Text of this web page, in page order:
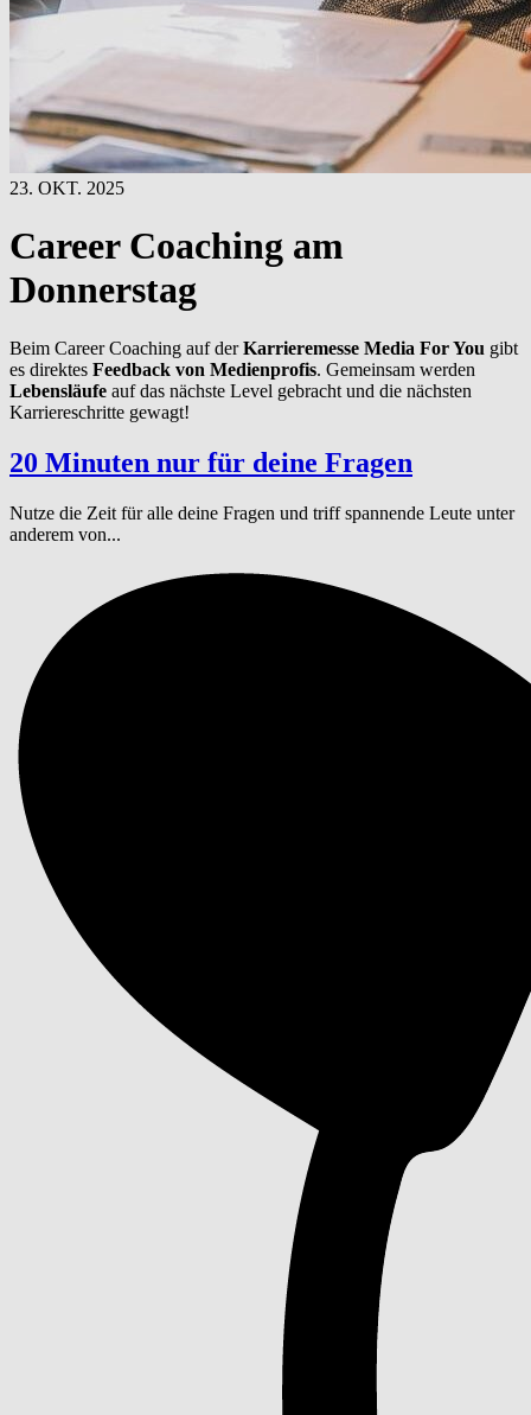
23. OKT. 2025
Career Coaching am
Donnerstag
Beim Career Coaching auf derKarrieremesse Media For You gibt
es direktes Feedback von Medienprofis. Gemeinsam werden
Lebensläufe auf das nächste Level gebracht und die nächsten
Karriereschritte gewagt!
20 Minuten nur für deine Fragen
Nutze die Zeit für alle deine Fragen und triff spannende Leute unter
anderem von...